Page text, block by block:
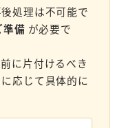
処理は不可能で
準備 が必要で
に片付けるべき
応じて具体的に